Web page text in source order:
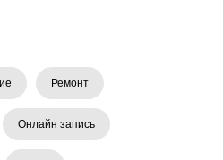
Ремонт
Онлайн запись